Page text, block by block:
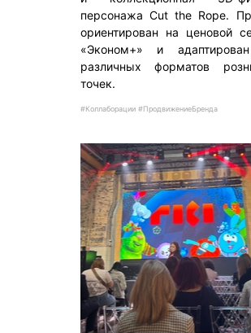
персонажа Cut the Rope.
ориентирован на ценовой
«Эконом+» и
различных форматов
точек.
#Коллаборации #ПродвижениеБренда